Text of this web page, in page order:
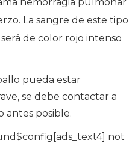
La sangre de este tipo
de color rojo intenso
pueda estar
se debe contactar a
antes posible.
not